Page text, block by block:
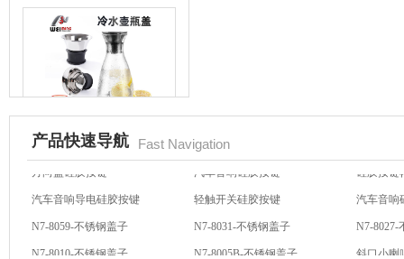
304不锈钢冷水壶盖
不锈钢冷水壶盖
产品快速导航 Fast Navigation